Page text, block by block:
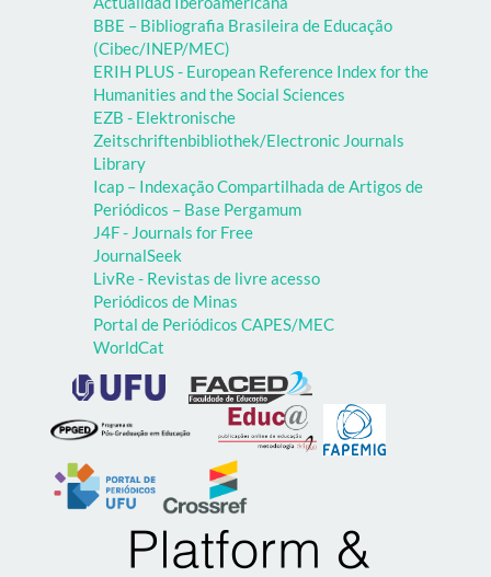
BBE – Bibliografia Brasileira de Educação
(Cibec/INEP/MEC)
ERIH PLUS - European Reference Index for the
Humanities and the Social Sciences
EZB - Elektronische
Zeitschriftenbibliothek/Electronic Journals
Library
Icap – Indexação Compartilhada de Artigos de
Periódicos – Base Pergamum
J4F - Journals for Free
JournalSeek
LivRe - Revistas de livre acesso
Periódicos de Minas
Portal de Periódicos CAPES/MEC
WorldCat